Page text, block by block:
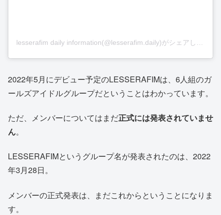
2022年5月にデビュー予定のLESSERAFIMは、6人組のガ
ールズアイドルグループだということはわかっています。
ただ、メンバーについてはまだ正式には発表されていませ
ん。
LESSERAFIMというグループ名が発表されたのは、2022
年3月28日。
メンバーの正式発表は、まだこれからということになりま
す。